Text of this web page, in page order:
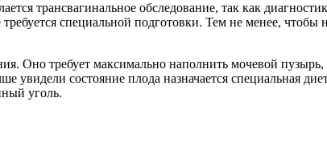
трансвагинальное обследование, так как
специальной подготовки. Тем не менее,
Оно требует максимально наполнить мочевой
увидели состояние плода назначается специальная
уголь.